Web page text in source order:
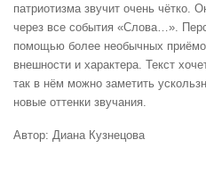
патриотизма звучит очень чётко.
через все события «Слова…».
помощью более необычных
внешности и характера. Текст
так в нём можно заметить
новые оттенки звучания.
Автор: Диана Кузнецова